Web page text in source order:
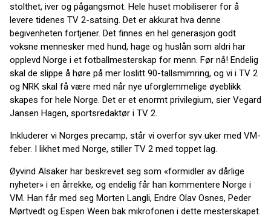
stolthet, iver og pågangsmot. Hele huset mobiliserer for å
levere tidenes TV 2-satsing. Det er akkurat hva denne
begivenheten fortjener. Det finnes en hel generasjon godt
voksne mennesker med hund, hage og huslån som aldri har
opplevd Norge i et fotballmesterskap for menn. Før nå! Endelig
skal de slippe å høre på mer loslitt 90-tallsmimring, og vi i TV 2
og NRK skal få være med når nye uforglemmelige øyeblikk
skapes for hele Norge. Det er et enormt privilegium, sier Vegard
Jansen Hagen, sportsredaktør i TV 2.
Inkluderer vi Norges precamp, står vi overfor syv uker med VM-
feber. I likhet med Norge, stiller TV 2 med toppet lag.
Øyvind Alsaker har beskrevet seg som «formidler av dårlige
nyheter» i en årrekke, og endelig får han kommentere Norge i
VM. Han får med seg Morten Langli, Endre Olav Osnes, Peder
Mørtvedt og Espen Ween bak mikrofonen i dette mesterskapet.